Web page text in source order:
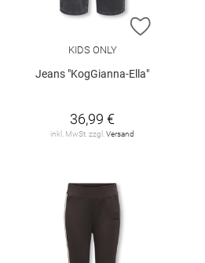
ZUR
KIDS ONLY
Jeans "KogGianna-Ella"
36,99 €
inkl. MwSt. zzgl. Versand